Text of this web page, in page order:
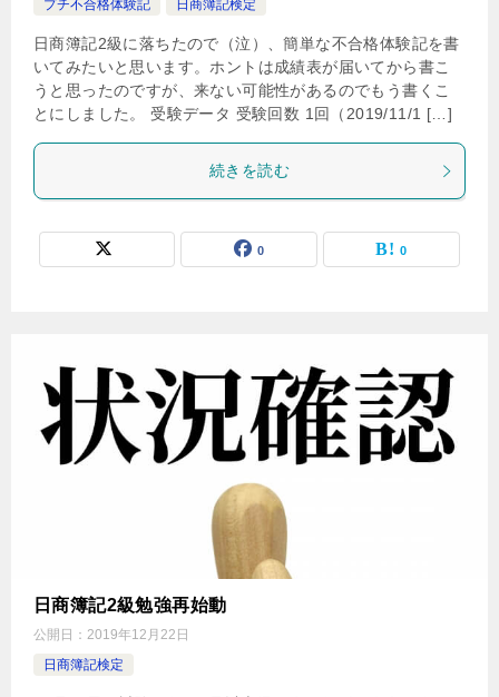
プチ不合格体験記
日商簿記検定
日商簿記2級に落ちたので（泣）、簡単な不合格体験記を書
いてみたいと思います。ホントは成績表が届いてから書こ
うと思ったのですが、来ない可能性があるのでもう書くこ
とにしました。 受験データ 受験回数 1回（2019/11/1 […]
続きを読む
0 0
日商簿記2級勉強再始動
公開日： 2019年12月22日
日商簿記検定